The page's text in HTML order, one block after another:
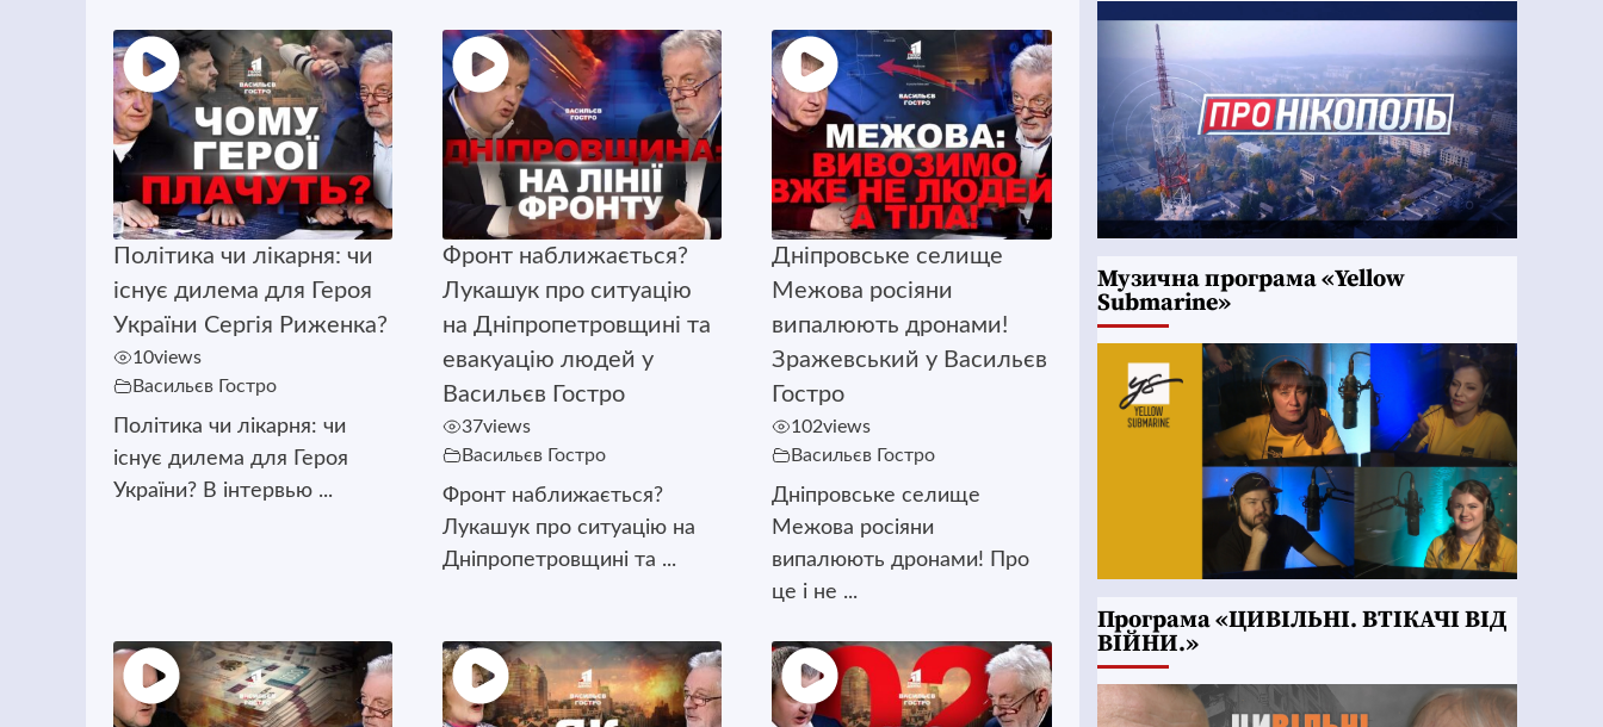
Політика чи лікарня: чи
існує дилема для Героя
України Сергія Риженка?
10views
Васильєв Гостро
Політика чи лікарня: чи
існує дилема для Героя
України? В інтервью ...
Фронт наближається?
Лукашук про ситуацію
на Дніпропетровщині та
евакуацію людей у
Васильєв Гостро
37views
Васильєв Гостро
Фронт наближається?
Лукашук про ситуацію на
Дніпропетровщині та ...
Дніпровське селище
Межова росіяни
випалюють дронами!
Зражевський у Васильєв
Гостро
102views
Васильєв Гостро
Дніпровське селище
Межова росіяни
випалюють дронами! Про
це і не ...
Музична програма «Yellow
Submarine»
Програма «ЦИВІЛЬНІ. ВТІКАЧІ ВІД
ВІЙНИ.»